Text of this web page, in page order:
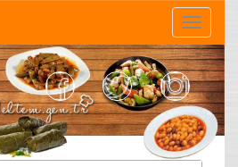
Toggle